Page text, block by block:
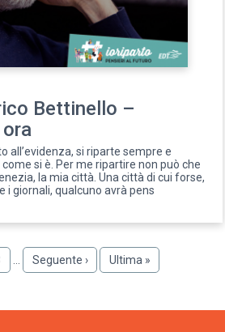
Bettinello –
all’evidenza, si riparte sempre e
si è. Per me ripartire non può che
la mia città. Una città di cui forse,
i giornali, qualcuno avrà pens
Pagina
successiva
Seguente ›
Ultima
pagina
Ultima »